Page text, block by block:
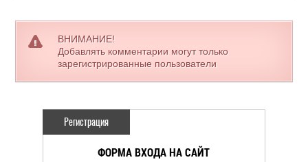
ВНИМАНИЕ!
Добавлять комментарии могут только
зарегистрированные пользователи
Регистрация
ФОРМА ВХОДА НА САЙТ